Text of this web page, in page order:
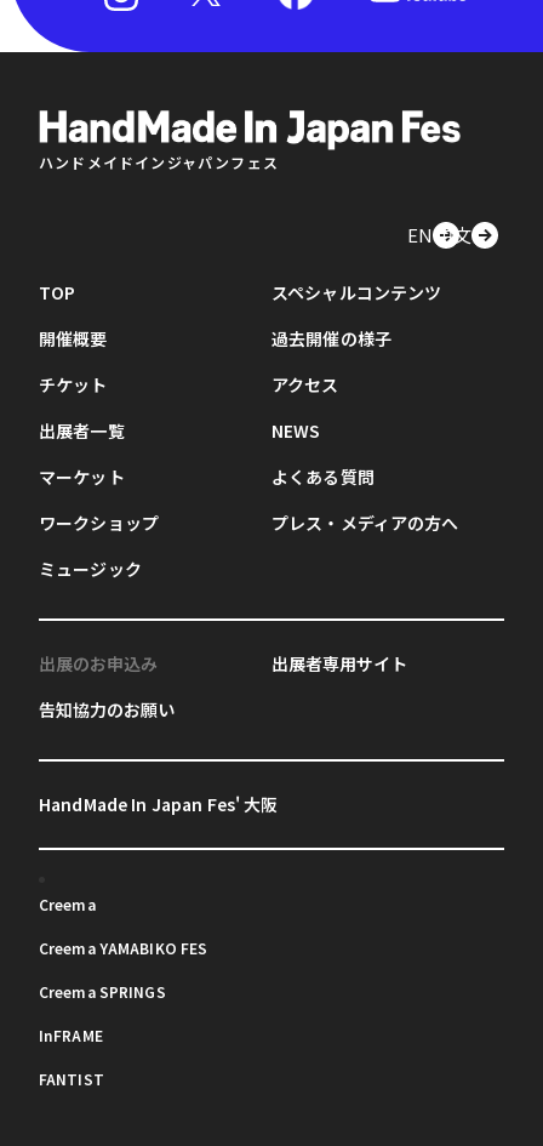
ハンドメイドインジャパンフェス
EN中文
TOP
開催概要
チケット
出展者一覧
マーケット
ワークショップ
ミュージック
スペシャルコンテンツ
過去開催の様子
アクセス
NEWS
よくある質問
プレス・メディアの方へ
出展のお申込み
告知協力のお願い
出展者専用サイト
HandMade In Japan Fes' 大阪
Creema
Creema YAMABIKO FES
Creema SPRINGS
InFRAME
FANTIST